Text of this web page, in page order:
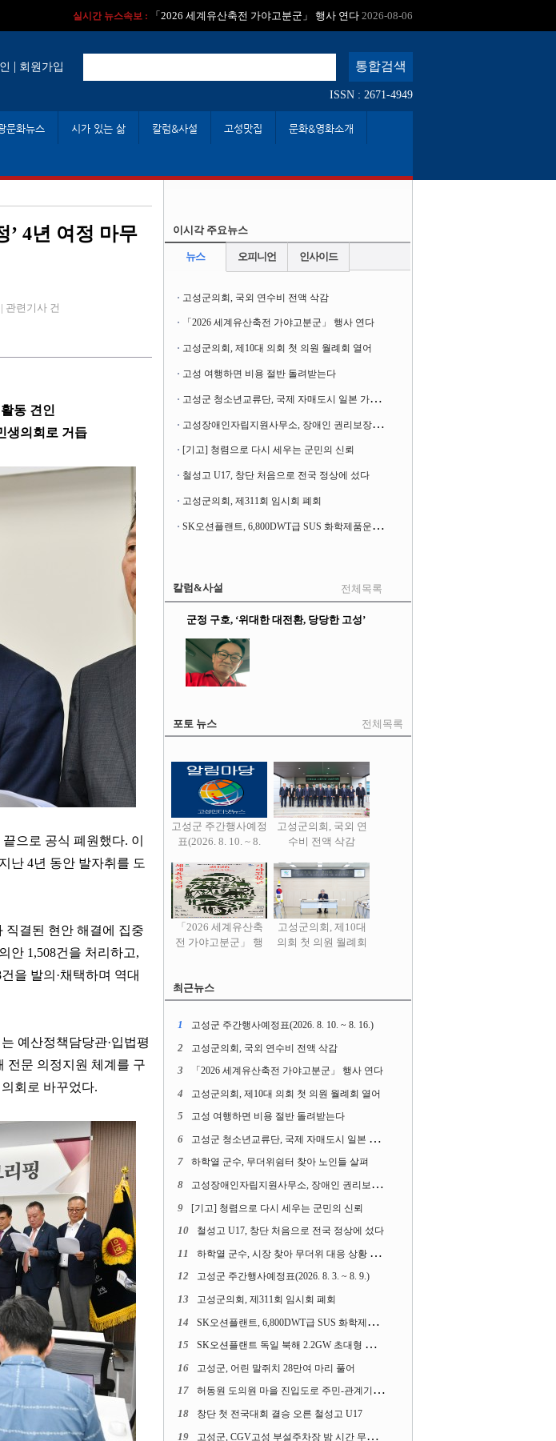
실시간 뉴스속보 : 「2026 세계유산축전 가야고분군」 행사 연다 2026-08-06
| 회원가입
ISSN : 2671-4949
문화뉴스 시가 있는 삶 칼럼&사설 고성맛집 문화&영화소개
’ 4년 여정 마무
관련기사 건
동 견인
생의회로 거듭
으로 공식 폐원했다. 이
난 4년 동안 발자취를 도
직결된 현안 해결에 집중
안 1,508건을 처리하고,
건을 발의 ·채택하며 역대
예산정책담당관·입법평
전문 의정지원 체계를 구
회로 바꾸었다.
이시각 주요뉴스
뉴스 오피니언 인사이드
고성군의회, 국외 연수비 전액 삭감
「2026 세계유산축전 가야고분군」 행사 연다
고성군의회, 제10대 의회 첫 의원 월례회 열어
고성 여행하면 비용 절반 돌려받는다
고
성군 청소년교류단, 국제 자매도시 일본 가사오카시 찾아
고
성장애인자립지원사무소, 장애인 권리보장 촉구 1인 시위 벌여
[기고] 청렴으로 다시 세우는 군민의 신뢰
철성고 U17, 창단 처음으로 전국 정상에 섰다
고성군의회, 제311회 임시회 폐회
S
K오션플랜트, 6,800DWT급 SUS 화학제품운반선 2척 수주
칼럼&사설 전체목록
군정 구호, ‘위대한 대전환, 당당한 고성’
포토 뉴스 전체목록
고성군 주간행사예정
표(2026. 8. 10. ~ 8.
고성군의회, 국외 연
수비 전액 삭감
「2026 세계유산축
전 가야고분군」 행
고성군의회, 제10대
의회 첫 의원 월례회
최근뉴스
1 고성군 주간행사예정표(2026. 8. 10. ~ 8. 16.)
2 고성군의회, 국외 연수비 전액 삭감
3 「2026 세계유산축전 가야고분군」 행사 연다
4 고성군의회, 제10대 의회 첫 의원 월례회 열어
5 고성 여행하면 비용 절반 돌려받는다
6 고성군 청소년교류단, 국제 자매도시 일본 가사오카시 찾아
7 하학열 군수, 무더위쉼터 찾아 노인들 살펴
8 고성장애인자립지원사무소, 장애인 권리보장 촉구 1인 시위 벌여
9 [기고] 청렴으로 다시 세우는 군민의 신뢰
10 철성고 U17, 창단 처음으로 전국 정상에 섰다
11 하학열 군수, 시장 찾아 무더위 대응 상황 살펴
12 고성군 주간행사예정표(2026. 8. 3. ~ 8. 9.)
13 고성군의회, 제311회 임시회 폐회
14 SK오션플랜트, 6,800DWT급 SUS 화학제품운반선 2척 수주
15 SK오션플랜트 독일 북해 2.2GW 초대형 해상변전소 하부구조물 수주
16 고성군, 어린 말쥐치 28만여 마리 풀어
17 허동원 도의원 마을 진입도로 주민-관계기관과 함께 간담회 열어
18 창단 첫 전국대회 결승 오른 철성고 U17
19 고성군, CGV고성 부설주차장 밤 시간 무료 개방한다